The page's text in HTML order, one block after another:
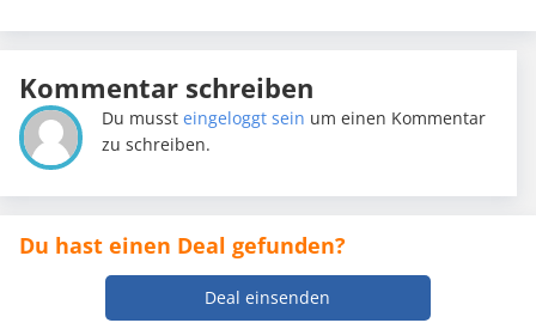
Kommentar schreiben
Du mussteingeloggt sein um einen Kommentar
zu schreiben.
Du hast einen Deal gefunden?
Deal einsenden